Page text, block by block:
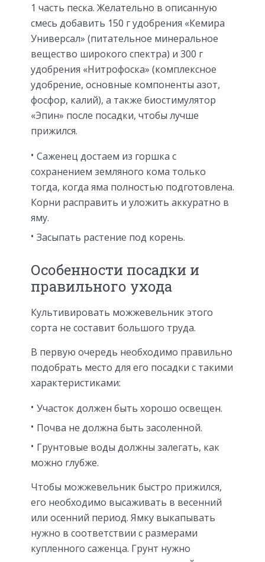
1 часть песка. Желательно в описанную
смесь добавить 150 г удобрения «Кемира
Универсал» (питательное минеральное
вещество широкого спектра) и 300 г
удобрения «Нитрофоска» (комплексное
удобрение, основные компоненты азот,
фосфор, калий), а также биостимулятор
«Эпин» после посадки, чтобы лучше
прижился.
Саженец достаем из горшка с
сохранением земляного кома только
тогда, когда яма полностью подготовлена.
Корни расправить и уложить аккуратно в
яму.
Засыпать растение под корень.
Особенности посадки и
правильного ухода
Культивировать можжевельник этого
сорта не составит большого труда.
В первую очередь необходимо правильно
подобрать место для его посадки с такими
характеристиками:
Участок должен быть хорошо освещен.
Почва не должна быть засоленной.
Грунтовые воды должны залегать, как
можно глубже.
Чтобы можжевельник быстро прижился,
его необходимо высаживать в весенний
или осенний период. Ямку выкапывать
нужно в соответствии с размерами
купленного саженца. Грунт нужно